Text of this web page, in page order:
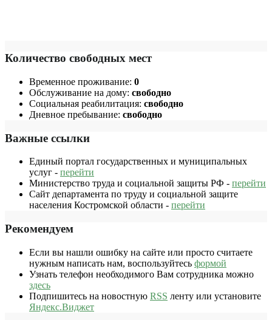
Количество свободных мест
Временное проживание: 0
Обслуживание на дому: свободно
Социальная реабилитация: свободно
Дневное пребывание: свободно
Важные ссылки
Единый портал государственных и муниципальных
услуг - перейти
Министерство труда и социальной защиты РФ - перейти
Сайт департамента по труду и социальной защите
населения Костромской области - перейти
Рекомендуем
Если вы нашли ошибку на сайте или просто считаете
нужным написать нам, воспользуйтесь формой
Узнать телефон необходимого Вам сотрудника можно
здесь
Подпишитесь на новостную RSS ленту или установите
Яндекс.Виджет